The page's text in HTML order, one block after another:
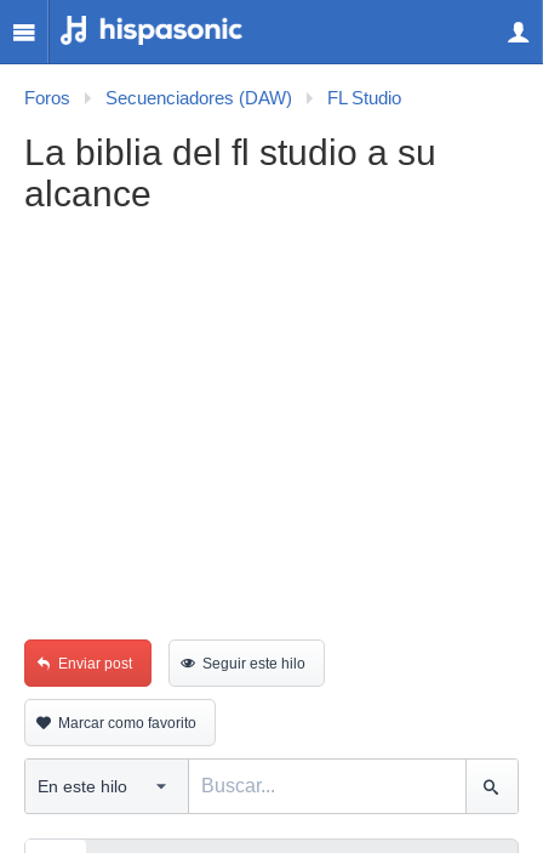
Foros Secuenciadores (DAW) FL Studio
La biblia del fl studio a su
alcance
Enviar post Seguir este hilo
Marcar como favorito